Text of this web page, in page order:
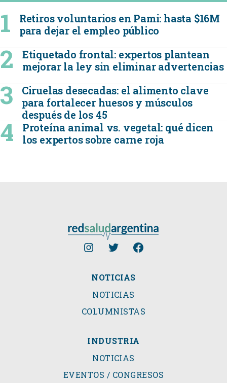
Retiros voluntarios en Pami: hasta $16M
para dejar el empleo público
Etiquetado frontal: expertos plantean
mejorar la ley sin eliminar advertencias
Ciruelas desecadas: el alimento clave
para fortalecer huesos y músculos
después de los 45
Proteína animal vs. vegetal: qué dicen
los expertos sobre carne roja
NOTICIAS
NOTICIAS
COLUMNISTAS
INDUSTRIA
NOTICIAS
EVENTOS / CONGRESOS